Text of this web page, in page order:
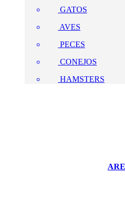
GATOS
AVES
PECES
CONEJOS
HAMSTERS